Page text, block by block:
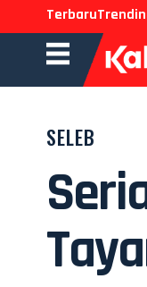
Terbaru
SELEB